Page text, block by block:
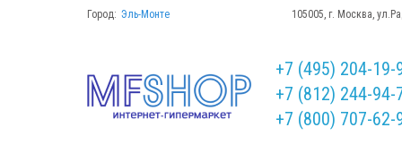
Город: Эль-Монте 105005, г. Москва,
+7 (495) 204-19-
+7 (812) 244-94-
+7 (800) 707-62-